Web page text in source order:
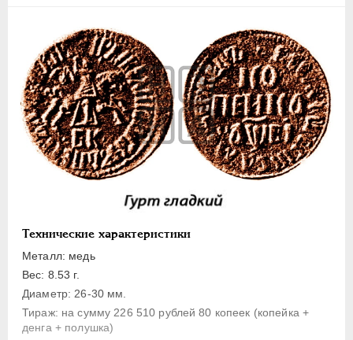
Технические характеристики
Металл: медь
Вес: 8.53 г.
Диаметр: 26-30 мм.
Тираж: на сумму 226 510 рублей 80 копеек (копейка +
денга + полушка)
Полушка
Полполушки
Пробные
Для Речи Посполитой
Монетовидные жетоны
ЕКАТЕРИНА I 1725-1727
АННА ИОАННОВНА 1730-1740
ИОАНН АНТОНОВИЧ 1740-1741
ЕЛИЗАВЕТА
ПЕТР III 1762-1762
ЕКАТЕРИНА II 1762-1796
ПАВЕЛ I 1796-1801